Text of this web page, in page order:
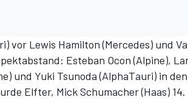
vor Lewis Hamilton (Mercedes) und
Esteban Ocon (Alpine),
und Yuki Tsunoda (AlphaTauri) in
Elfter, Mick Schumacher (Haas) 14.